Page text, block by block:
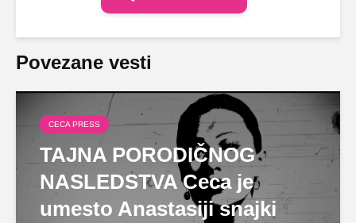
Povezane vesti
CECA PRESS
TAJNA PORODIČNOG
NASLEDSTVA Ceca je
umesto Anastasiji snajki